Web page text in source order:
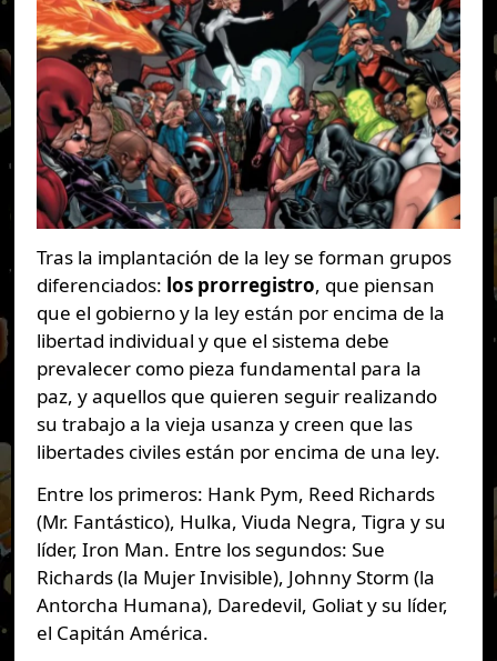
Tras la implantación de la ley se forman grupos
diferenciados: los prorregistro, que piensan
que el gobierno y la ley están por encima de la
libertad individual y que el sistema debe
prevalecer como pieza fundamental para la
paz, y aquellos que quieren seguir realizando
su trabajo a la vieja usanza y creen que las
libertades civiles están por encima de una ley.
Entre los primeros: Hank Pym, Reed Richards
(Mr. Fantástico), Hulka, Viuda Negra, Tigra y su
líder, Iron Man. Entre los segundos: Sue
Richards (la Mujer Invisible), Johnny Storm (la
Antorcha Humana), Daredevil, Goliat y su líder,
el Capitán América.